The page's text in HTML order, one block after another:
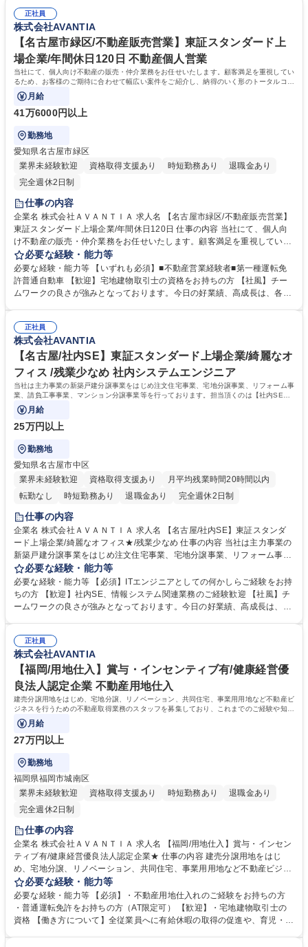
ます。ワンチームでお互い助け合いながら業務を遂行しています。 募集職
種 【長久手市/営業所責任者候補】東証スタンダード上場/急成長中の住宅
メーカー
と厚い信頼関係を築くご経験をお持ちの方 学歴・資格 学歴：大学院 大学
高専 短大 専修学校 高校 語学力： 資格：
正社員
株式会社AVANTIA
【名古屋市緑区/不動産販売営業】東証スタンダード上
場企業/年間休日120日 不動産個人営業
当社にて、個人向け不動産の販売・仲介業務をお任せいたします。顧客満足を重視してい
るため、お客様のご期待に合わせて幅広い案件をご紹介し、納得のいく形のトータルコン
サルティングが可能です。
月給
41万6000円以上
勤務地
愛知県名古屋市緑区
業界未経験歓迎
資格取得支援あり 時短勤務あり
退職金あり
完全週休2日制
仕事の内容
企業名 株式会社ＡＶＡＮＴＩＡ 求人名 【名古屋市緑区/不動産販売営業】
東証スタンダード上場企業/年間休日120日 仕事の内容 当社にて、個人向
け不動産の販売・仲介業務をお任せいたします。顧客満足を重視している
ため、お客様のご期待に合わせて幅広い案件をご紹介し、納得のいく形の
トータルコンサルティングが可能です。 【業務詳細】■物件のご提案■物
件の調査■物件のご案内・資金計画のご相談・各種書類作成 ■条件を踏ま
えた契約～引き渡し■顧客へのアフターフォロー 【強み】事業領域拡大の
ました。 ※インセンティブ制度有り 募集職種 【名古屋市緑区/不動産販売
営業】東証スタンダード上場企業/年間休日120日
必要な経験・能力等
必要な経験・能力等 【いずれも必須】■不動産営業経験者■第一種運転免
許普通自動車 【歓迎】宅地建物取引士の資格をお持ちの方 【社風】チー
ムワークの良さが強みとなっております。今日の好業績、高成長は、各部
ンチームでお互い助け合いながら業務を遂行しています。 学歴・資格 学
歴：大学院 大学 高専 短大 専修学校 高校 語学力： 資格：
正社員
株式会社AVANTIA
【名古屋/社内SE】東証スタンダード上場企業/綺麗なオ
フィス /残業少なめ 社内システムエンジニア
当社は主力事業の新築戸建分譲事業をはじめ注文住宅事業、宅地分譲事業、リフォーム事
業、請負工事事業、マンション分譲事業等を行っております。担当頂くのは【社内SE業
務】となります。
月給
25万円以上
勤務地
愛知県名古屋市中区
業界未経験歓迎
資格取得支援あり
月平均残業時間20時間以内
転勤なし
時短勤務あり 退職金あり 完全週休2日制
仕事の内容
企業名 株式会社ＡＶＡＮＴＩＡ 求人名 【名古屋/社内SE】東証スタンダ
ード上場企業/綺麗なオフィス★/残業少なめ 仕事の内容 当社は主力事業の
新築戸建分譲事業をはじめ注文住宅事業、宅地分譲事業、リフォーム事
業、請負工事事業、マンション分譲事業等を行っております。担当頂くの
は【社内SE業務】となります。 【業務詳細】 ・社内ネットワーク、情報
システムの運用管理、問い合わせ対応 ・社内システムの導入検討、ベンダ
ーとの調整、DX推進 ※仕事内容はご経験やスキルに応じてお任せする業
必要な経験・能力等
必要な経験・能力等 【必須】ITエンジニアとしての何かしらご経験をお持
ちの方 【歓迎】社内SE、情報システム関連業務のご経験歓迎 【社風】チ
ームワークの良さが強みとなっております。今日の好業績、高成長は、各
ワンチームでお互い助け合いながら業務を遂行しています。 学歴・資格
学歴：大学院 大学 高専 短大 専修学校 高校 語学力： 資格：第一種運転免
許普通自動車
正社員
株式会社AVANTIA
【福岡/用地仕入】賞与・インセンティブ有/健康経営優
良法人認定企業 不動産用地仕入
建売分譲用地をはじめ、宅地分譲、リノベーション、共同住宅、事業用用地など不動産ビ
ジネスを行うための不動産取得業務のスタッフを募集しており、これまでのご経験や知見
を活かしたルート営業を行って頂きます。
月給
27万円以上
勤務地
福岡県福岡市城南区
業界未経験歓迎
資格取得支援あり 時短勤務あり
退職金あり
完全週休2日制
仕事の内容
企業名 株式会社ＡＶＡＮＴＩＡ 求人名 【福岡/用地仕入】賞与・インセン
ティブ有/健康経営優良法人認定企業★ 仕事の内容 建売分譲用地をはじ
め、宅地分譲、リノベーション、共同住宅、事業用用地など不動産ビジネ
スを行うための不動産取得業務のスタッフを募集しており、これまでのご
経験や知見を活かしたルート営業を行って頂きます。 主な業務内容は不動
産の情報収集、現地調査、決裁資料の作成、仕入契約および決済までの業
務ですので、仕入業務に集中して活動して頂けます。 また、賞与とは別に
必要な経験・能力等
必要な経験・能力等 【必須】・不動産用地仕入れのご経験をお持ちの方
・普通運転免許をお持ちの方（AT限定可） 【歓迎】・宅地建物取引士の
資格 【働き方について】全従業員へに有給休暇の取得の促進や、育児・介